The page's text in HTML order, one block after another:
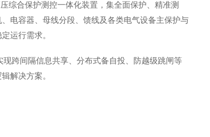
综合保护测控一体化装置，集全面保护、精准测
电容器、母线分段、馈线及各类电气设备主保护与
运行需求。
跨间隔信息共享、分布式备自投、防越级跳闸等
解决方案。